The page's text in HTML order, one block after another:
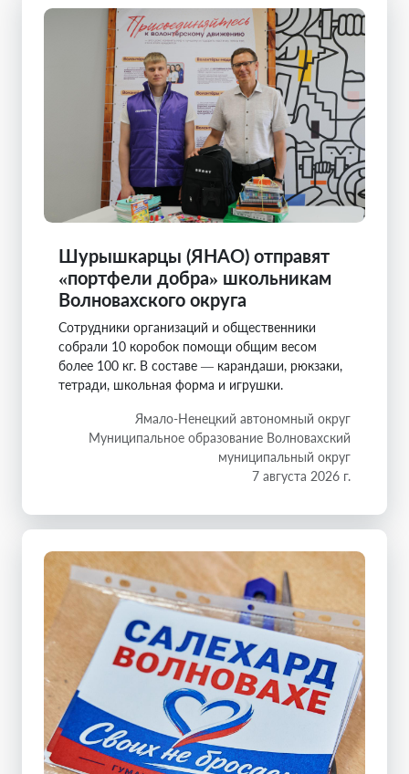
Шурышкарцы (ЯНАО) отправят
«портфели добра» школьникам
Волновахского округа
Сотрудники организаций и общественники
собрали 10 коробок помощи общим весом
более 100 кг. В составе — карандаши, рюкзаки,
тетради, школьная форма и игрушки.
Ямало-Ненецкий автономный округ
Муниципальное образование Волновахский
муниципальный округ
7 августа 2026 г.